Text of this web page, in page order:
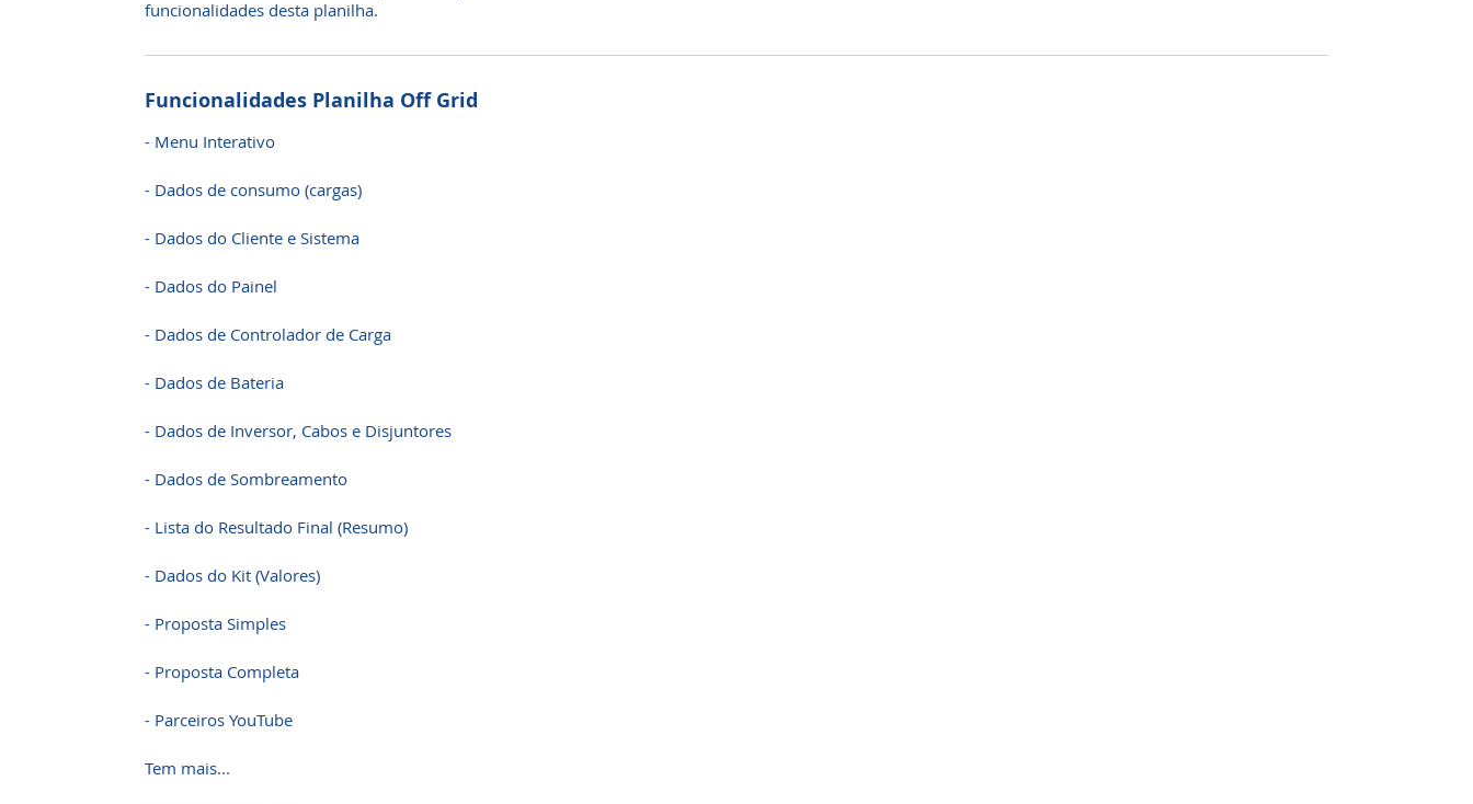
funcionalidades desta planilha.
Funcionalidades Planilha Off Grid
- Menu Interativo
- Dados de consumo (cargas)
- Dados do Cliente e Sistema
- Dados do Painel
- Dados de Controlador de Carga
- Dados de Bateria
- Dados de Inversor, Cabos e Disjuntores
- Dados de Sombreamento
- Lista do Resultado Final (Resumo)
- Dados do Kit (Valores)
- Proposta Simples
- Proposta Completa
- Parceiros YouTube
Tem mais...